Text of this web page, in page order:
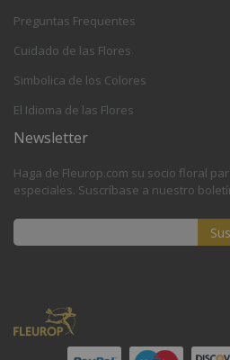
Preguntas Frequentes
Cuidado de las Flores
Simbolica de los Colores
El Idioma de las Flores
Newsletter
Haga de Fleurop.com su socio floral
especiales. Suscríbase a nuestro
nuestro
boletín
de